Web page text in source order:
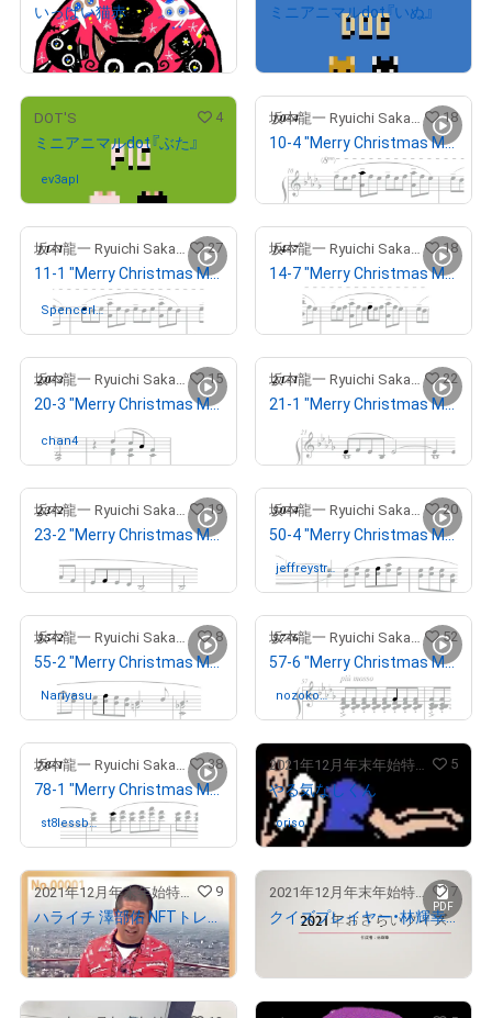
いっぱい猫赤
¥20,000
ミニアニマルdot『いぬ』
DOT'S 4
ミニアニマルdot『ぶた』
ev3apl
坂本龍一 Ryuichi Sakamoto 18
10-4 "Merry Christmas Mr. Lawrence" Ryuichi Sakamoto 坂本 龍一
340,000
坂本龍一 Ryuichi Sakamoto 27
11-1 "Merry Christmas Mr. Lawrence" Ryuichi Sakamoto 坂本 龍一
Spencerlo
ong
さんが保有中
坂本龍一 Ryuichi Sakamoto 18
14-7 "Merry Christmas Mr. Lawrence" Ryuichi Sakamoto 坂本 龍一
999,999
坂本龍一 Ryuichi Sakamoto 15
20-3 "Merry Christmas Mr. Lawrence" Ryuichi Sakamoto 坂本 龍一
chan4さんが保有中
坂本龍一 Ryuichi Sakamoto 22
21-1 "Merry Christmas Mr. Lawrence" Ryuichi Sakamoto 坂本 龍一
1,000,000
坂本龍一 Ryuichi Sakamoto 19
23-2 "Merry Christmas Mr. Lawrence" Ryuichi Sakamoto 坂本 龍一
出庫済
坂本龍一 Ryuichi Sakamoto 20
50-4 "Merry Christmas Mr. Lawrence" Ryuichi Sakamoto 坂本 龍一
jeffreystra
nger
さんが保有中
坂本龍一 Ryuichi Sakamoto 8
55-2 "Merry Christmas Mr. Lawrence" Ryuichi Sakamoto 坂本 龍一
Nariyasuさんが保有中
坂本龍一 Ryuichi Sakamoto 52
57-6 "Merry Christmas Mr. Lawrence" Ryuichi Sakamoto 坂本 龍一
nozokom
さんが保有中
坂本龍一 Ryuichi Sakamoto 38
78-1 "Merry Christmas Mr. Lawrence" Ryuichi Sakamoto 坂本 龍一
st8lessbas さんが保有中
2021年12月年末年始特設ストア 5
やる気なしくん
orisoさんが保有中
2021年12月年末年始特設ストア 9
ハライチ 澤部佑 NFTトレーディングカード
¥555,555
PDF
2021年12月年末年始特設ストア 7
クイズプレイヤー・林輝幸からの挑戦状〜2021年のニュースから選りすぐりの難問をお届け〜